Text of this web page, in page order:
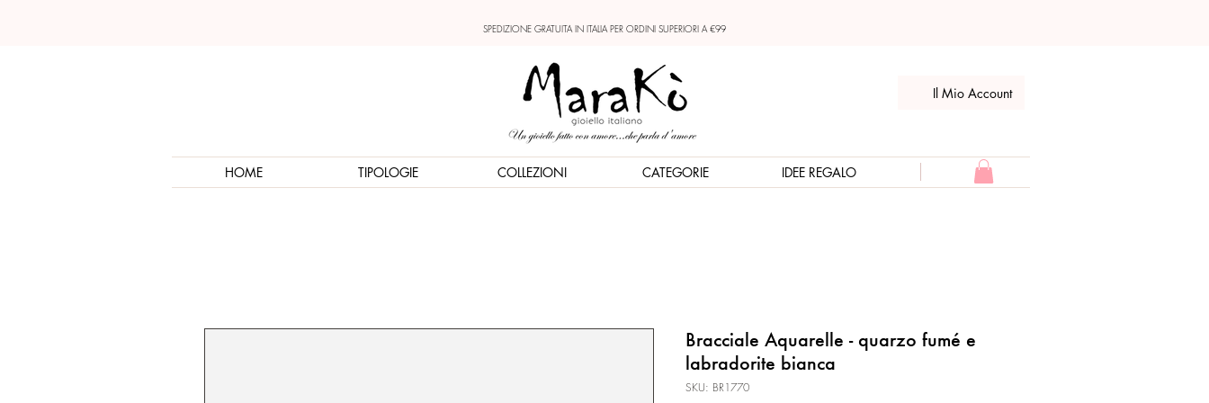
SPEDIZIONE GRATUITA IN ITALIA PER ORDINI SUPERIORI A €99
Il Mio Account
HOME TIPOLOGIE COLLEZIONI CATEGORIE IDEE REGALO
Bracciale Aquarelle - quarzo fumé e
labradorite bianca
SKU: BR1770